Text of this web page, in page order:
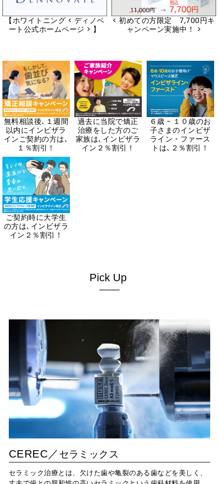
【ホワイトニング < ディノベ
ート公式ホームページ > 】
< 初めての方限定 7,700円キ
ャンペーン実施中！ >
無料相談後､１週間
以内にインビザラ
インご契約の方は､
１％割引！
過去に当院で矯正
治療をした方のご
家族は､インビザラ
イン２％割引！
６歳 - １０歳のお
子さまのインビザ
ライン・ファース
トは､２％割引！
ご契約時に大学生
の方は､インビザラ
イン２％割引！
Pick Up
CEREC／ セラミックス
セラミック治療とは、欠けた歯や亀裂のある歯などを美しく、